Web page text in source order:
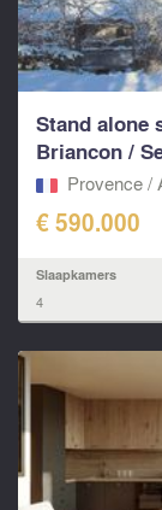
Stand alone
Briancon /
Provence /
€ 590.000
Slaapkamers
4